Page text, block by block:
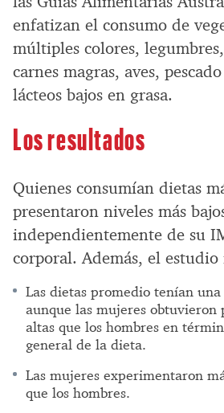
enfatizan el consumo de
múltiples colores,
carnes magras, aves,
lácteos bajos en grasa.
Los resultados
Quienes consumían dietas
presentaron niveles más
independientemente de su
corporal. Además, el estudio
Las dietas promedio tenían
aunque las mujeres obtuvieron
altas que los hombres en
general de la dieta.
Las mujeres experimentaron
que los hombres.